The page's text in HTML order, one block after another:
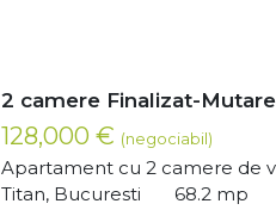
2 camere Finalizat-
128,000 € (negociabil)
Apartament cu 2 camere de
Titan, Bucuresti
68.2 mp